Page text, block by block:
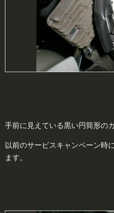
手前に見えている黒い円筒形の
以前のサービスキャンペーン時
ます。